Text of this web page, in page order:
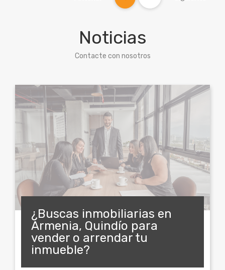
Noticias
Contacte con nosotros
¿Buscas inmobiliarias en
Armenia, Quindío para
vender o arrendar tu
inmueble?